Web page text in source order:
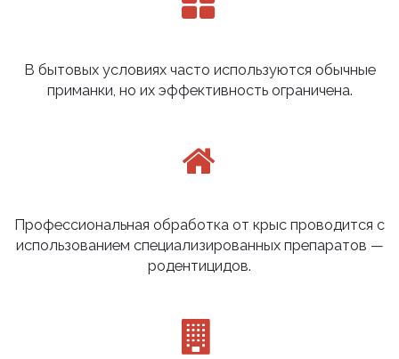
В бытовых условиях часто используются обычные
приманки, но их эффективность ограничена.
Профессиональная обработка от крыс проводится с
использованием специализированных препаратов —
родентицидов.